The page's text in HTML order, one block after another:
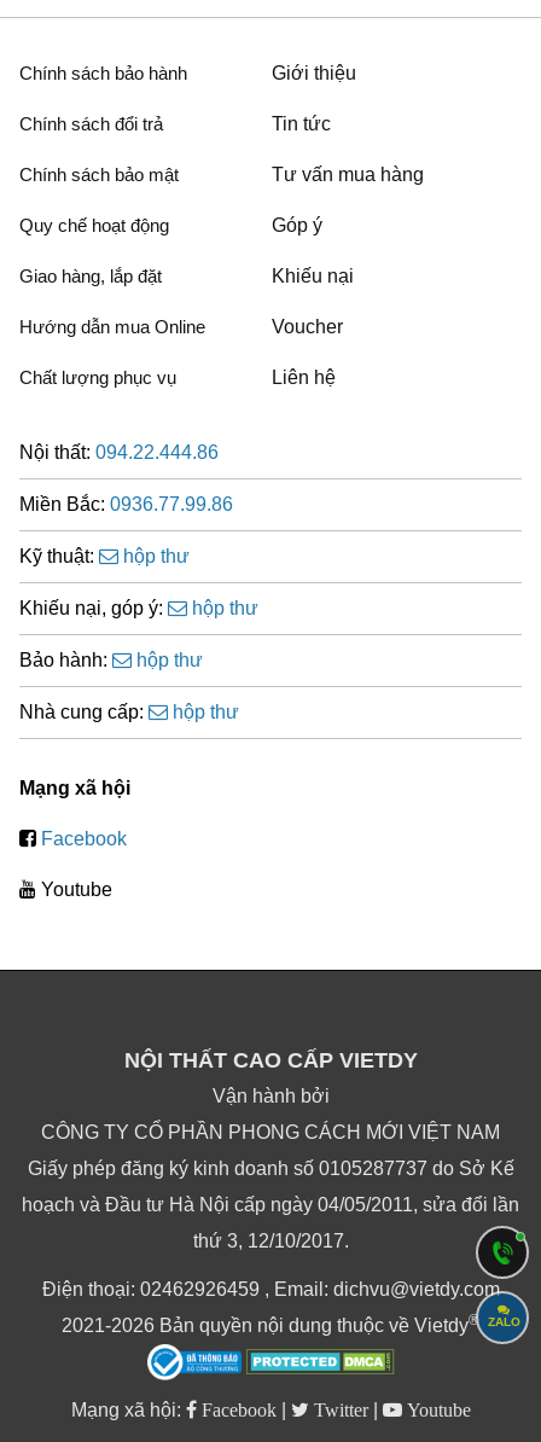
Chính sách bảo hành
Chính sách đổi trả
Chính sách bảo mật
Quy chế hoạt động
Giao hàng, lắp đặt
Hướng dẫn mua Online
Chất lượng phục vụ
Giới thiệu
Tin tức
Tư vấn mua hàng
Góp ý
Khiếu nại
Voucher
Liên hệ
Nội thất: 094.22.444.86
Miền Bắc: 0936.77.99.86
Kỹ thuật: hộp thư
Khiếu nại, góp ý: hộp thư
Bảo hành: hộp thư
Nhà cung cấp: hộp thư
Mạng xã hội
Facebook
Youtube
NỘI THẤT CAO CẤP VIETDY
Vận hành bởi
CÔNG TY CỔ PHẦN PHONG CÁCH MỚI VIỆT NAM
Giấy phép đăng ký kinh doanh số 0105287737 do Sở Kế
hoạch và Đầu tư Hà Nội cấp ngày 04/05/2011, sửa đổi lần
thứ 3, 12/10/2017.
Điện thoại: 02462926459 , Email: dichvu@vietdy.com
2021-2026 Bản quyền nội dung thuộc về Vietdy®
Mạng xã hội: Facebook Twitter Youtube
ZALO